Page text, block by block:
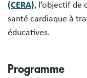
(CERA), l’objectif de
santé cardiaque à
éducatives.
Programme